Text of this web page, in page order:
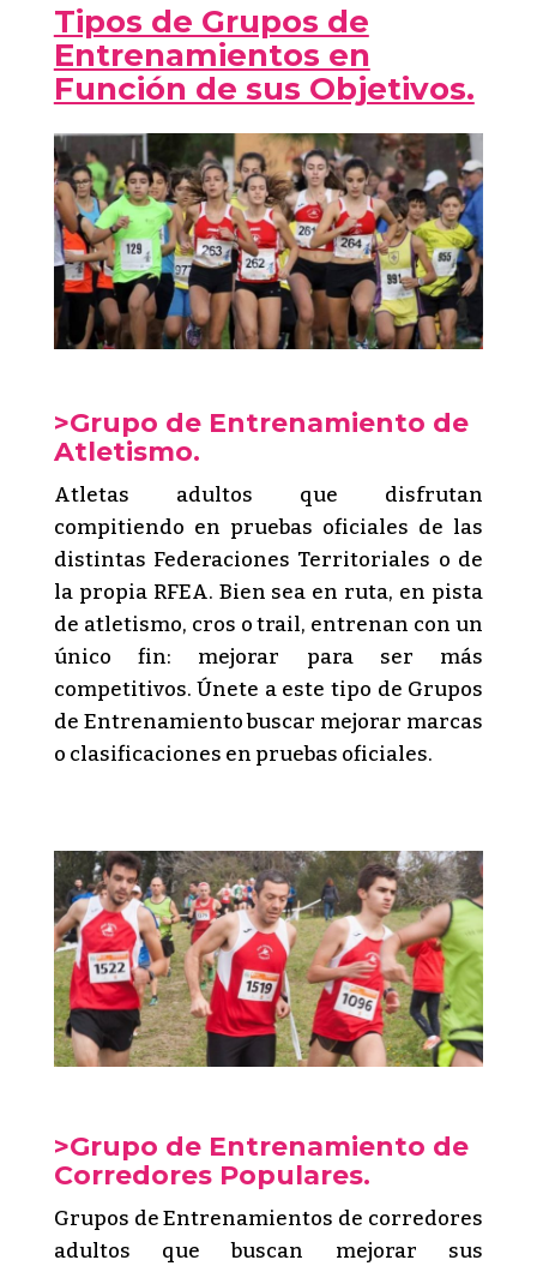
Tipos de Grupos de
Entrenamientos en
Función de sus Objetivos.
>Grupo de Entrenamiento de
Atletismo.
Atletas adultos que disfrutan
compitiendo en pruebas oficiales de las
distintas Federaciones Territoriales o de
la propia RFEA. Bien sea en ruta, en pista
de atletismo, cros o trail, entrenan con un
único fin: mejorar para ser más
competitivos. Únete a este tipo de Grupos
de Entrenamiento buscar mejorar marcas
o clasificaciones en pruebas oficiales.
>Grupo de Entrenamiento de
Corredores Populares.
Grupos de Entrenamientos de corredores
adultos que buscan mejorar sus